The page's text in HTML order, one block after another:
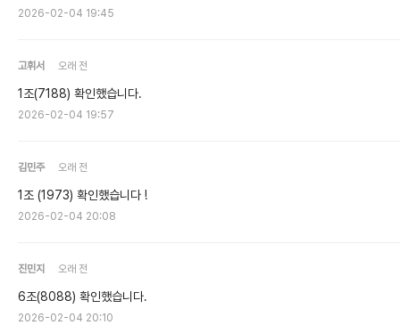
2026-02-04 19:45
고휘서 오래 전
1조(7188) 확인했습니다.
2026-02-04 19:57
김민주 오래 전
1조 (1973) 확인했습니다 !
2026-02-04 20:08
진민지 오래 전
6조(8088) 확인했습니다.
2026-02-04 20:10